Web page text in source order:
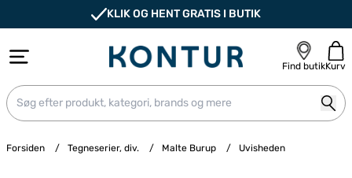
KLIK OG HENT GRATIS I BUTIK
Find butikKurv
Forsiden / Tegneserier, div. / Malte Burup / Uvisheden